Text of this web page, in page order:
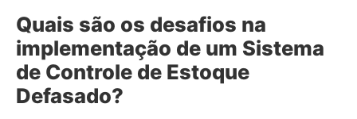
Quais são os desafios na
implementação de um Sistema
de Controle de Estoque
Defasado?